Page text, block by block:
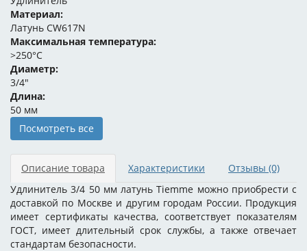
Материал:
Латунь CW617N
Максимальная температура:
>250°C
Диаметр:
3/4"
Длина:
50 мм
Посмотреть все
Описание товара Характеристики Отзывы (0)
Удлинитель 3/4 50 мм латунь Tiemme можно приобрести с
доставкой по Москве и другим городам России. Продукция
имеет сертификаты качества, соответствует показателям
ГОСТ, имеет длительный срок службы, а также отвечает
стандартам безопасности.